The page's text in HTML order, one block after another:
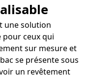
une solution
pour ceux qui
sur mesure et
se présente sous
un revêtement